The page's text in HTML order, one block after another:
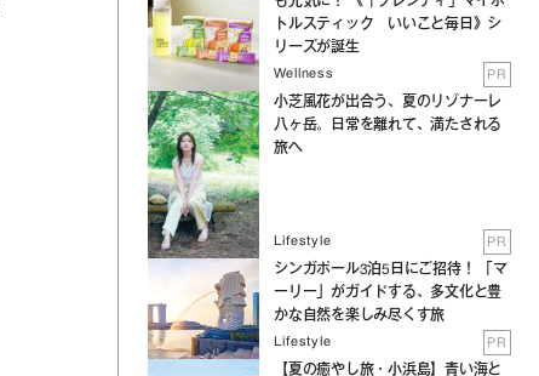
トルスティック いいこと毎日》シ
リーズが誕生
Wellness PR
小芝風花が出合う、夏のリゾナーレ
八ヶ岳。日常を離れて、満たされる
旅へ
Lifestyle PR
シンガポール3泊5日にご招待！ 「マ
ーリー」がガイドする、多文化と豊
かな自然を楽しみ尽くす旅
Lifestyle PR
【夏の癒やし旅・小浜島】青い海と